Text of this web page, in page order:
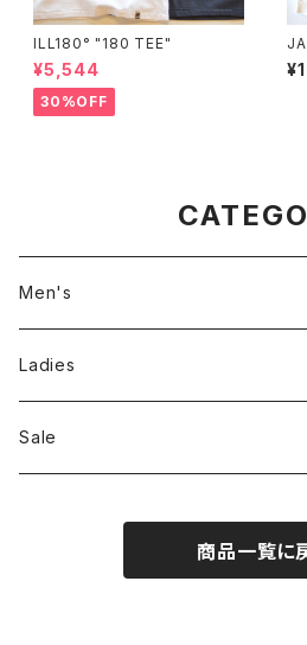
ILL180° "180 TEE"
¥5,544
30%OFF
Men's
Jackson Matisse
ILL180°
Ladies
Unfil
Sale
商品一覧に